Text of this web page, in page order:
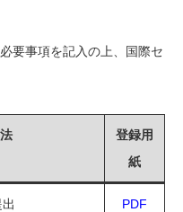
要事項を記入の上、国際セ
登録用
紙
PDF